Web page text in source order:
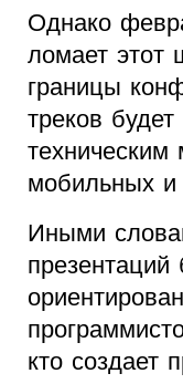
Однако
ломает этот
границы
треков
техническим
мобильных и
Иными
презентаций
кто создает